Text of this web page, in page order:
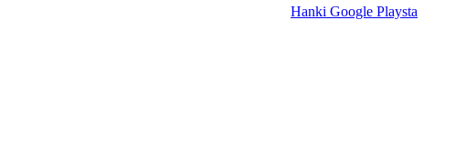
Hanki Google Playsta